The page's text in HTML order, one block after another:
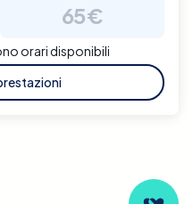
65€
orari disponibili